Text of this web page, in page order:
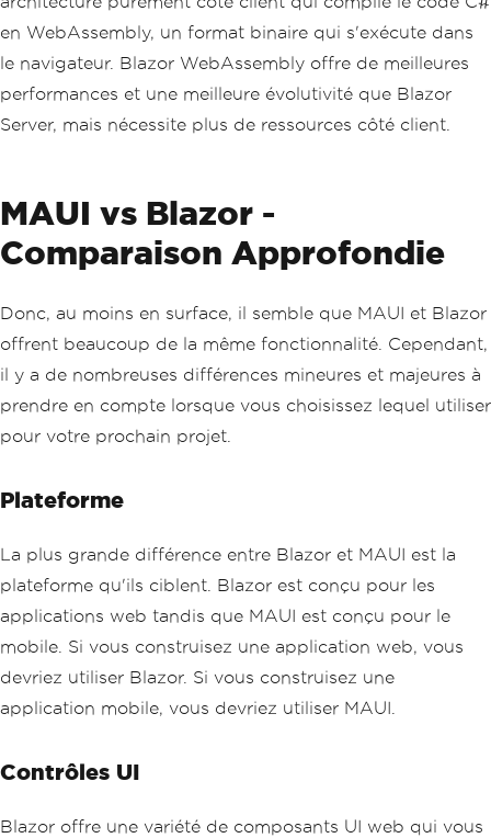
en WebAssembly, un format binaire qui s'exécute dans
le navigateur. Blazor WebAssembly offre de meilleures
performances et une meilleure évolutivité que Blazor
Server, mais nécessite plus de ressources côté client.
MAUI vs Blazor -
Comparaison Approfondie
Donc, au moins en surface, il semble que MAUI et Blazor
offrent beaucoup de la même fonctionnalité. Cependant,
il y a de nombreuses différences mineures et majeures à
prendre en compte lorsque vous choisissez lequel utiliser
pour votre prochain projet.
Plateforme
La plus grande différence entre Blazor et MAUI est la
plateforme qu'ils ciblent. Blazor est conçu pour les
applications web tandis que MAUI est conçu pour le
mobile. Si vous construisez une application web, vous
devriez utiliser Blazor. Si vous construisez une
application mobile, vous devriez utiliser MAUI.
Contrôles UI
Blazor offre une variété de composants UI web qui vous